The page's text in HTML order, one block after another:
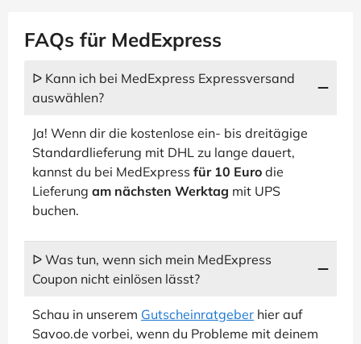
FAQs für MedExpress
ᐅ Kann ich bei MedExpress Expressversand
auswählen?
Ja! Wenn dir die kostenlose ein- bis dreitägige
Standardlieferung mit DHL zu lange dauert,
kannst du bei MedExpress für 10 Euro die
Lieferung am nächsten Werktag mit UPS
buchen.
ᐅ Was tun, wenn sich mein MedExpress
Coupon nicht einlösen lässt?
Schau in unserem Gutscheinratgeber hier auf
Savoo.de vorbei, wenn du Probleme mit deinem